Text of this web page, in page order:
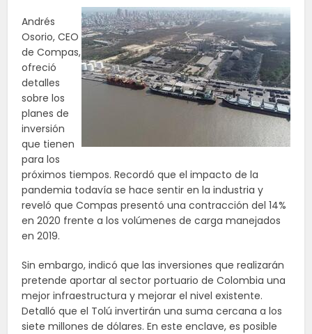
Andrés
Osorio, CEO
de Compas,
ofreció
detalles
sobre los
planes de
inversión
que tienen
para los
próximos tiempos. Recordó que el impacto de la
pandemia todavía se hace sentir en la industria y
reveló que Compas presentó una contracción del 14%
en 2020 frente a los volúmenes de carga manejados
en 2019.
Sin embargo, indicó que las inversiones que realizarán
pretende aportar al sector portuario de Colombia una
mejor infraestructura y mejorar el nivel existente.
Detalló que el Tolú invertirán una suma cercana a los
siete millones de dólares. En este enclave, es posible